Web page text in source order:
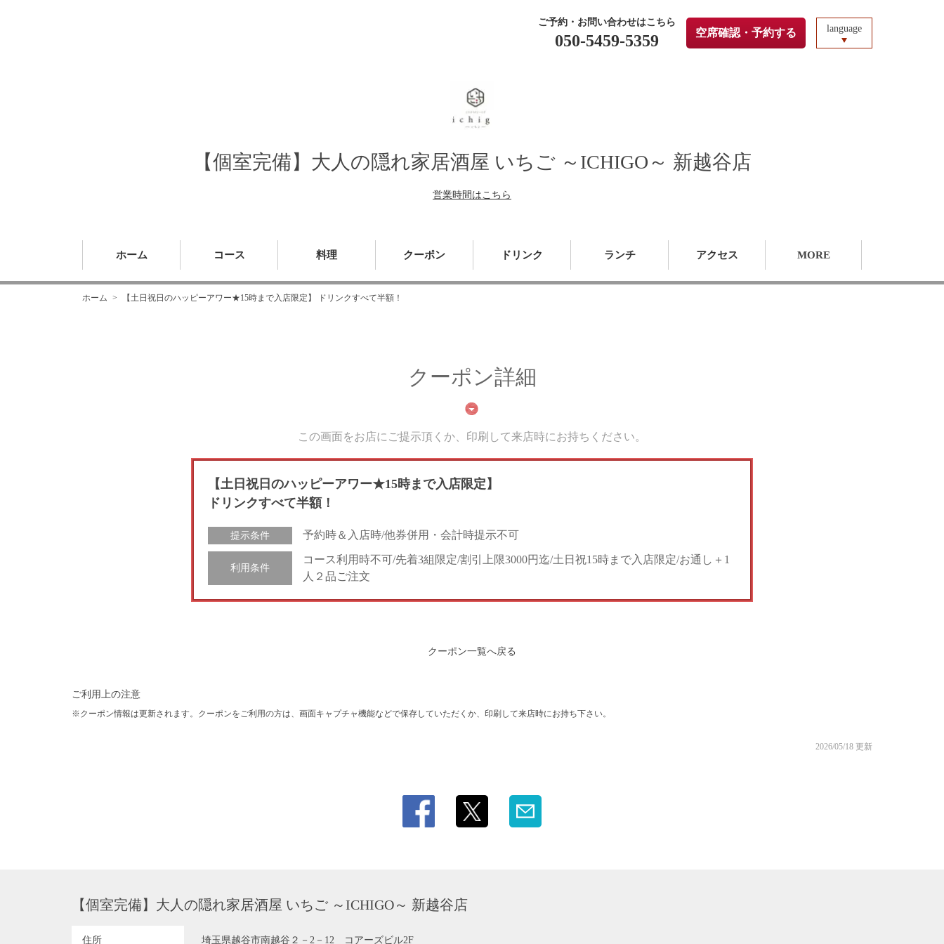
ご予約・お問い合わせはこちら
050-5459-5359 空席確認・予約する language
【個室完備】大人の隠れ家居酒屋 いちご ～ICHIGO～ 新越谷店
営業時間はこちら
ホーム コース 料理 クーポン ドリンク ランチ アクセス MORE
ホーム 【土日祝日のハッピーアワー★15時まで入店限定】 ドリンクすべて半額！
クーポン詳細
この画面をお店にご提示頂くか、印刷して来店時にお持ちください。
【土日祝日のハッピーアワー★15時まで入店限定】
ドリンクすべて半額！
提示条件 予約時＆入店時/他券併用・会計時提示不可
利用条件
コース利用時不可/先着3組限定/割引上限3000円迄/土日祝15時まで入店限定/お通し＋1
人２品ご注文
クーポン一覧へ戻る
ご利用上の注意
クーポン情報は更新されます。クーポンをご利用の方は、画面キャプチャ機能などで保存していただくか、印刷して来店時にお持ち下さい。
2026/05/18 更新
【個室完備】大人の隠れ家居酒屋 いちご ～ICHIGO～ 新越谷店
住所 埼玉県越谷市南越谷２－2－12 コアーズビル2F